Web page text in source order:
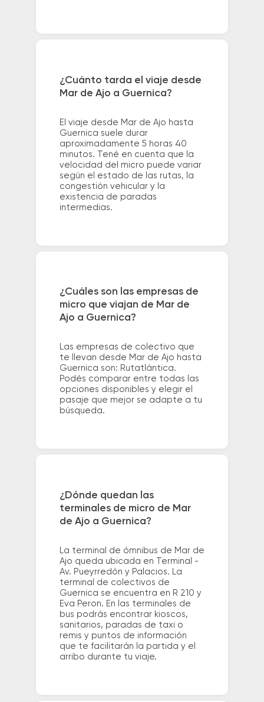
¿Cuánto tarda el viaje desde
Mar de Ajo a Guernica?
El viaje desde Mar de Ajo hasta
Guernica suele durar
aproximadamente 5 horas 40
minutos. Tené en cuenta que la
velocidad del micro puede variar
según el estado de las rutas, la
congestión vehicular y la
existencia de paradas
intermedias.
¿Cuáles son las empresas de
micro que viajan de Mar de
Ajo a Guernica?
Las empresas de colectivo que
te llevan desde Mar de Ajo hasta
Guernica son: Rutatlántica.
Podés comparar entre todas las
opciones disponibles y elegir el
pasaje que mejor se adapte a tu
búsqueda.
¿Dónde quedan las
terminales de micro de Mar
de Ajo a Guernica?
La terminal de ómnibus de Mar de
Ajo queda ubicada en Terminal -
Av. Pueyrredón y Palacios. La
terminal de colectivos de
Guernica se encuentra en R 210 y
Eva Peron. En las terminales de
bus podrás encontrar kioscos,
sanitarios, paradas de taxi o
remis y puntos de información
que te facilitarán la partida y el
arribo durante tu viaje.